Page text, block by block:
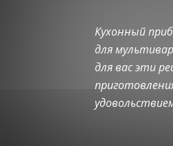
Новогоднее меню
Продукты и
Хозяйке на заметку
Кухонный
для
для вас эти